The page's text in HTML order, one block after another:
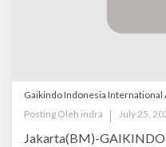
Gaikindo Indonesia International
Posting Oleh indra July 25,
Jakarta(BM)-